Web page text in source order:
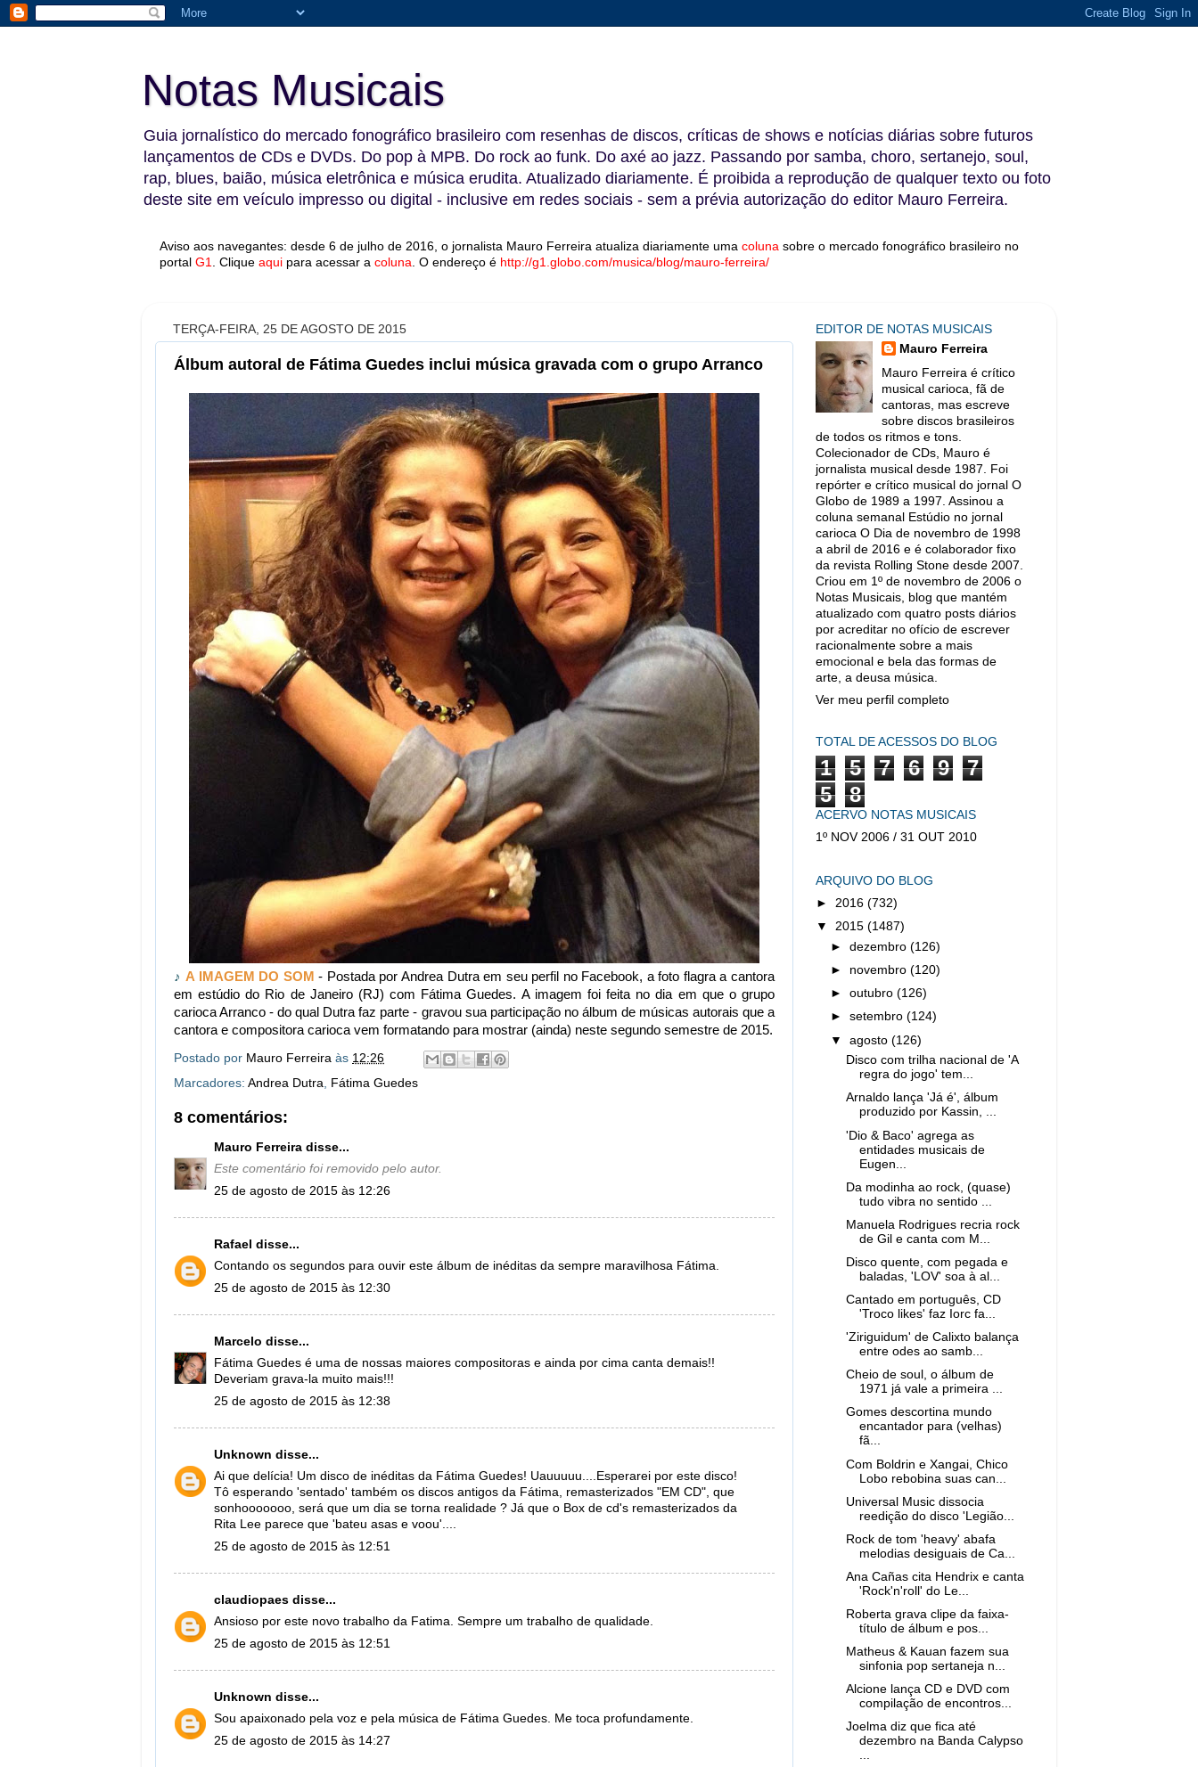
Notas Musicais
Guia jornalístico do mercado fonográfico brasileiro com resenhas de discos, críticas de shows e notícias diárias sobre futuros
lançamentos de CDs e DVDs. Do pop à MPB. Do rock ao funk. Do axé ao jazz. Passando por samba, choro, sertanejo, soul,
rap, blues, baião, música eletrônica e música erudita. Atualizado diariamente. É proibida a reprodução de qualquer texto ou foto
deste site em veículo impresso ou digital - inclusive em redes sociais - sem a prévia autorização do editor Mauro Ferreira.
Aviso aos navegantes: desde 6 de julho de 2016, o jornalista Mauro Ferreira atualiza diariamente uma coluna sobre o mercado fonográfico brasileiro no
portal G1 Clique aqui para acessar a coluna O endereço é http://g1.globo.com/musica/blog/mauro-ferreira/
TERÇA-FEIRA, 25 DE AGOSTO DE 2015
Álbum autoral de Fátima Guedes inclui música gravada com o grupo Arranco
♪ A IMAGEM DO SOM - Postada por Andrea Dutra em seu perfil no Facebook, a foto flagra a cantora
em estúdio do Rio de Janeiro (RJ) com Fátima Guedes. A imagem foi feita no dia em que o grupo
carioca Arranco - do qual Dutra faz parte - gravou sua participação no álbum de músicas autorais que a
cantora e compositora carioca vem formatando para mostrar (ainda) neste segundo semestre de 2015.
Postado por Mauro Ferreira às 12:26
Marcadores: Andrea Dutra, Fátima Guedes
8 comentários:
Mauro Ferreira disse...
Este comentário foi removido pelo autor.
25 de agosto de 2015 às 12:26
Rafael disse...
Contando os segundos para ouvir este álbum de inéditas da sempre maravilhosa Fátima.
25 de agosto de 2015 às 12:30
Marcelo disse...
Fátima Guedes é uma de nossas maiores compositoras e ainda por cima canta demais!!
Deveriam grava-la muito mais!!!
25 de agosto de 2015 às 12:38
Unknown disse...
Ai que delícia! Um disco de inéditas da Fátima Guedes! Uauuuuu....Esperarei por este disco!
Tô esperando 'sentado' também os discos antigos da Fátima, remasterizados "EM CD", que
sonhooooooo, será que um dia se torna realidade ? Já que o Box de cd's remasterizados da
Rita Lee parece que 'bateu asas e voou'....
25 de agosto de 2015 às 12:51
claudiopaes disse...
Ansioso por este novo trabalho da Fatima. Sempre um trabalho de qualidade.
25 de agosto de 2015 às 12:51
Unknown disse...
Sou apaixonado pela voz e pela música de Fátima Guedes. Me toca profundamente.
25 de agosto de 2015 às 14:27
EDITOR DE NOTAS MUSICAIS
Mauro Ferreira
Mauro Ferreira é crítico
musical carioca, fã de
cantoras, mas escreve
sobre discos brasileiros
de todos os ritmos e tons.
Colecionador de CDs, Mauro é
jornalista musical desde 1987. Foi
repórter e crítico musical do jornal O
Globo de 1989 a 1997. Assinou a
coluna semanal Estúdio no jornal
carioca O Dia de novembro de 1998
a abril de 2016 e é colaborador fixo
da revista Rolling Stone desde 2007.
Criou em 1º de novembro de 2006 o
Notas Musicais, blog que mantém
atualizado com quatro posts diários
por acreditar no ofício de escrever
racionalmente sobre a mais
emocional e bela das formas de
arte, a deusa música.
Ver meu perfil completo
TOTAL DE ACESSOS DO BLOG
1 5 7 6 9
7
5
8
ACERVO NOTAS MUSICAIS
1º NOV 2006 / 31 OUT 2010
ARQUIVO DO BLOG
► 2016 (732)
▼ 2015 (1487)
►dezembro(126)
► novembro(120)
►outubro(126)
►setembro(124)
▼agosto(126)
Disco com trilha nacional de 'A
regra do jogo' tem...
Arnaldo lança 'Já é', álbum
produzido por Kassin, ...
'Dio & Baco' agrega as
entidades musicais de
Eugen...
Da modinha ao rock, (quase)
tudo vibra no sentido ...
Manuela Rodrigues recria rock
de Gil e canta com M...
Disco quente, com pegada e
baladas, 'LOV' soa à al...
Cantado em português, CD
'Troco likes' faz Iorc fa...
'Ziriguidum' de Calixto balança
entre odes ao samb...
Cheio de soul, o álbum de
1971 já vale a primeira ...
Gomes descortina mundo
encantador para (velhas)
fã...
Com Boldrin e Xangai, Chico
Lobo rebobina suas can...
Universal Music dissocia
reedição do disco 'Legião...
Rock de tom 'heavy' abafa
melodias desiguais de Ca...
Ana Cañas cita Hendrix e canta
'Rock'n'roll' do Le...
Roberta grava clipe da faixa-
título de álbum e pos...
Matheus & Kauan fazem sua
sinfonia pop sertaneja n...
Alcione lança CD e DVD com
compilação de encontros...
Joelma diz que fica até
dezembro na Banda Calypso
...